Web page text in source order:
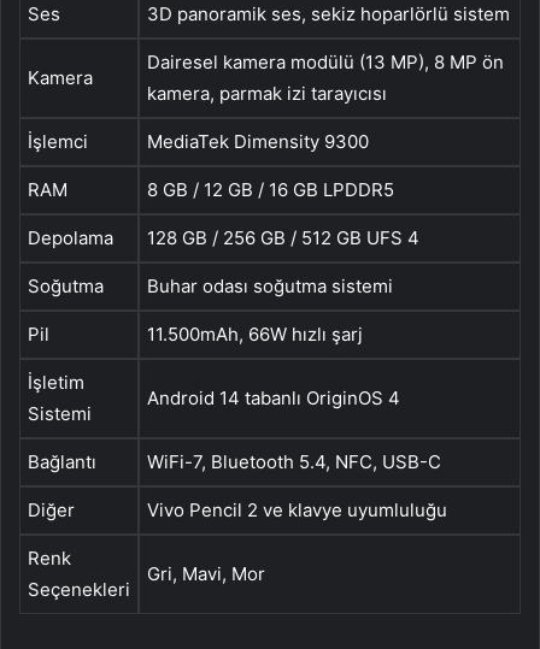
Ses 3D panoramik ses, sekiz hoparlörlü sistem
Kamera
Dairesel kamera modülü (13 MP), 8 MP ön
kamera, parmak izi tarayıcısı
İşlemci MediaTek Dimensity 9300
RAM 8 GB / 12 GB / 16 GB LPDDR5
Depolama 128 GB / 256 GB / 512 GB UFS 4
Soğutma Buhar odası soğutma sistemi
Pil 11.500mAh, 66W hızlı şarj
İşletim
Sistemi
Android 14 tabanlı OriginOS 4
Bağlantı WiFi-7, Bluetooth 5.4, NFC, USB-C
Diğer Vivo Pencil 2 ve klavye uyumluluğu
Renk
Seçenekleri
Gri, Mavi, Mor